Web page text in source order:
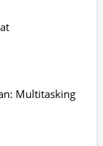
Multitasking